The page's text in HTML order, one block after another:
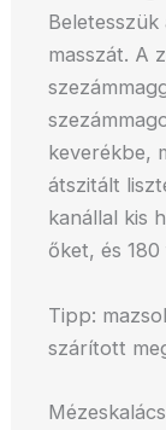
masszát. A
keverékbe,
átszitált
kanállal kis
őket, és
Tipp:
szárított
Mézeskalács